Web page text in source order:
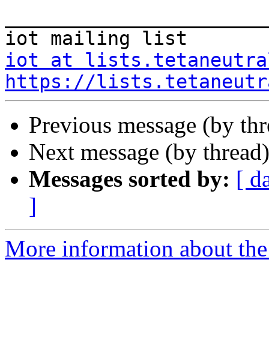
iot at
https://
Previous message (by
Next message (by
Messages sorted by: [
]
More information about